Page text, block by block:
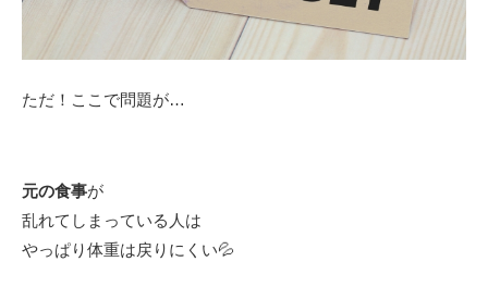
ただ！ここで問題が…
元の食事が
乱れてしまっている人は
やっぱり体重は戻りにくい💦